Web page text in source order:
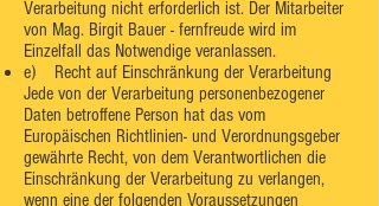
Verarbeitung nicht erforderlich ist. Der Mitarbeiter
von Mag. Birgit Bauer - fernfreude wird im
Einzelfall das Notwendige veranlassen.
e) Recht auf Einschränkung der Verarbeitung
Jede von der Verarbeitung personenbezogener
Daten betroffene Person hat das vom
Europäischen Richtlinien- und Verordnungsgeber
gewährte Recht, von dem Verantwortlichen die
Einschränkung der Verarbeitung zu verlangen,
wenn eine der folgenden Voraussetzungen